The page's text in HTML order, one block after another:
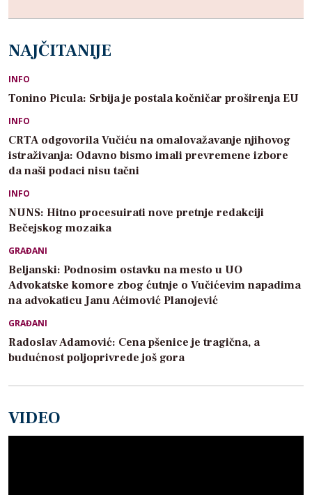
NAJČITANIJE
INFO
Tonino Picula: Srbija je postala kočničar proširenja EU
INFO
CRTA odgovorila Vučiću na omalovažavanje njihovog
istraživanja: Odavno bismo imali prevremene izbore
da naši podaci nisu tačni
INFO
NUNS: Hitno procesuirati nove pretnje redakciji
Bečejskog mozaika
GRAĐANI
Beljanski: Podnosim ostavku na mesto u UO
Advokatske komore zbog ćutnje o Vučićevim napadima
na advokaticu Janu Aćimović Planojević
GRAĐANI
Radoslav Adamović: Cena pšenice je tragična, a
budućnost poljoprivrede još gora
VIDEO